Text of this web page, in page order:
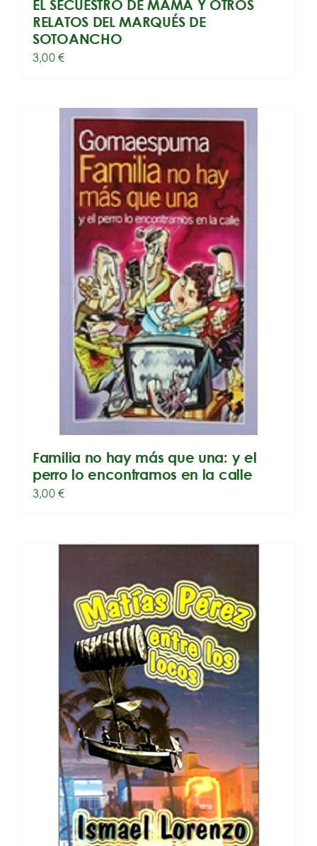
EL SECUESTRO DE MAMÁ Y OTROS
RELATOS DEL MARQUÉS DE
SOTOANCHO
3,00€
Familia no hay más que una: y el
perro lo encontramos en la calle
3,00€